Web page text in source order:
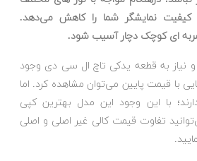
کیفیت نمایشگر شما را کاهش می‌دهد.
ای کوچک دچار آسیب شود.
نیاز به قطعه یدکی تاچ ال سی دی وجود
با قیمت پایین می‌توان مشاهده کرد. اما
با این وجود این مدل بهترین کپی
تفاوت قیمت کالی غیر اصلی و اصلی